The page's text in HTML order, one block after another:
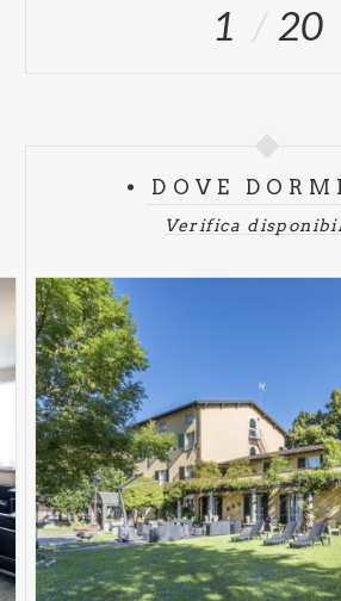
1 20
DOVE
Verifica